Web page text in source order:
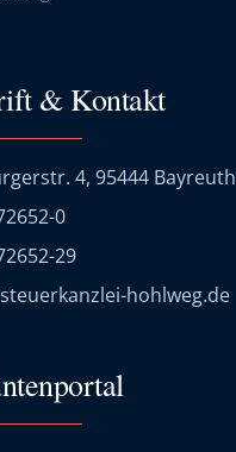
& Kontakt
4, 95444 Bayreuth
0
29
hohlweg.de